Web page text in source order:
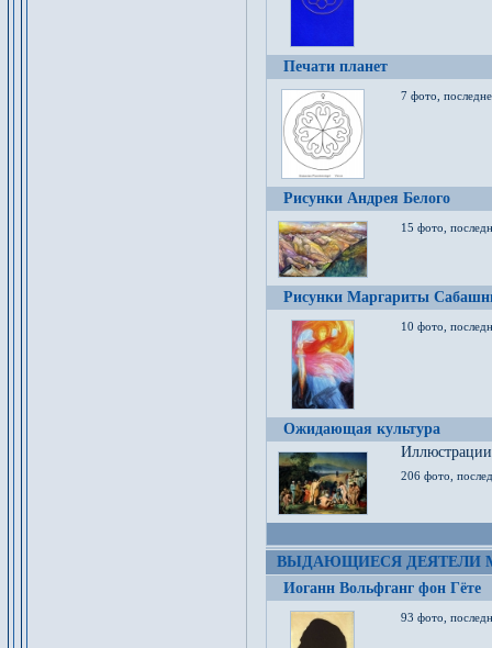
Печати планет
7 фото,
Рисунки Андрея Белого
15 фото,
Рисунки Маргариты
10 фото,
Ожидающая культура
206 фото,
ВЫДАЮЩИЕСЯ ДЕЯТЕЛИ
Иоганн Вольфганг фон Гёте
93 фото,